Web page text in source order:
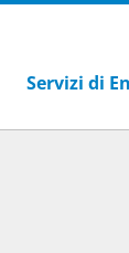
Servizi di